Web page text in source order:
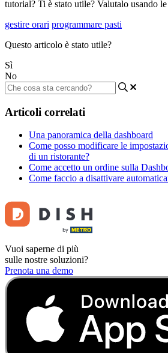
tutorial? Ti è stato utile? Valutalo usando
gestire orari programmare pasti
Questo articolo è stato utile?
Sì
No
Articoli correlati
Una panoramica della dashboard
Come posso modificare le
di un ristorante?
Come accetto un ordine sulla
Come faccio a disattivare
Vuoi saperne di più
sulle nostre soluzioni?
Prenota una demo